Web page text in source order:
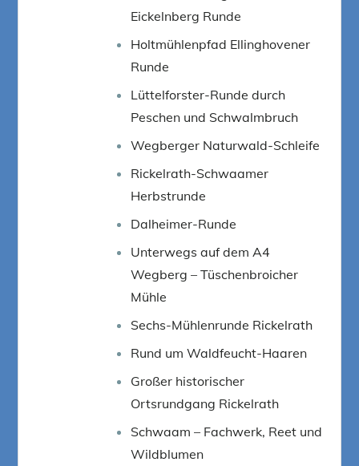
Eickelnberg Runde
Holtmühlenpfad Ellinghovener
Runde
Lüttelforster-Runde durch
Peschen und Schwalmbruch
Wegberger Naturwald-Schleife
Rickelrath-Schwaamer
Herbstrunde
Dalheimer-Runde
Unterwegs auf dem A4
Wegberg – Tüschenbroicher
Mühle
Sechs-Mühlenrunde Rickelrath
Rund um Waldfeucht-Haaren
Großer historischer
Ortsrundgang Rickelrath
Schwaam – Fachwerk, Reet und
Wildblumen